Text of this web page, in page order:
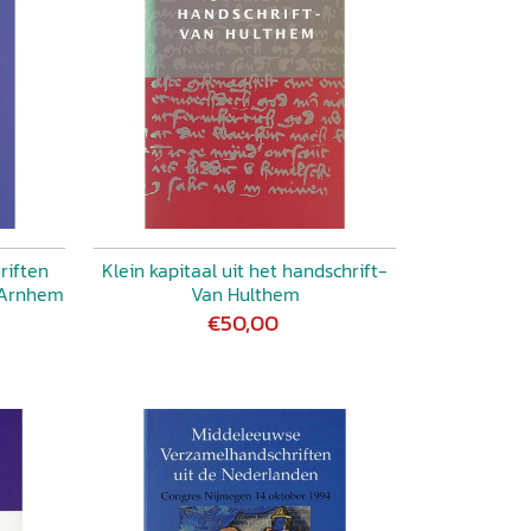
Klein kapitaal uit het handschrift-
Van Hulthem
€50,00